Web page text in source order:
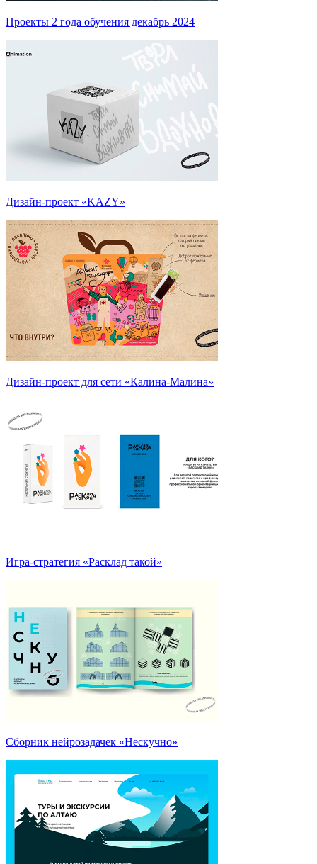
Проекты 2 года обучения декабрь 2024
Дизайн-проект «KAZY»
Дизайн-проект для сети «Калина-Малина»
Игра-стратегия «Расклад такой»
Сборник нейрозадачек «Нескучно»